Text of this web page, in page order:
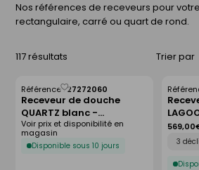
Nos références de receveurs pour
rectangulaire, carré ou quart de rond.
117 résultats Trier par
Receveur de douche
QUARTZ blanc -
120x80cm
Référence :27272060
Disponible sous 10 jours
Voir prix et disponibilité en
magasin
Enregistrer
comme
liste
cm